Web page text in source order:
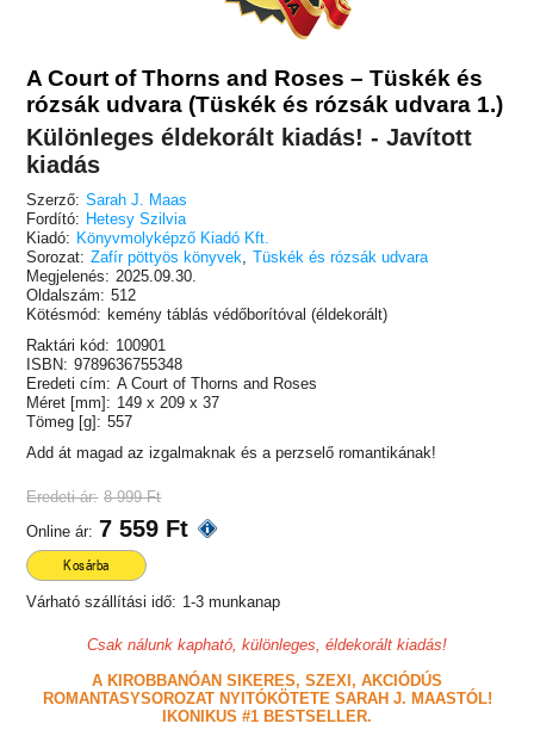
A Court of Thorns and Roses – Tüskék és
rózsák udvara (Tüskék és rózsák udvara 1.)
Különleges éldekorált kiadás! - Javított
kiadás
Szerző: Sarah J. Maas
Fordító: Hetesy Szilvia
Kiadó: Könyvmolyképző Kiadó Kft.
Sorozat: Zafír pöttyös könyvek, Tüskék és rózsák udvara
Megjelenés: 2025.09.30.
Oldalszám: 512
Kötésmód: kemény táblás védőborítóval (éldekorált)
Raktári kód: 100901
ISBN: 9789636755348
Eredeti cím: A Court of Thorns and Roses
Méret [mm]: 149 x 209 x 37
Tömeg [g]: 557
Add át magad az izgalmaknak és a perzselő romantikának!
Eredeti ár: 8 999 Ft
Online ár: 7 559 Ft
Kosárba
Várható szállítási idő: 1-3 munkanap
Csak nálunk kapható, különleges, éldekorált kiadás!
A KIROBBANÓAN SIKERES, SZEXI, AKCIÓDÚS
ROMANTASYSOROZAT NYITÓKÖTETE SARAH J. MAASTÓL!
IKONIKUS #1 BESTSELLER.